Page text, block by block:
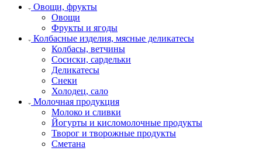
Овощи, фрукты
Овощи
Фрукты и ягоды
Колбасные изделия, мясные деликатесы
Колбасы, ветчины
Сосиски, сардельки
Деликатесы
Снеки
Холодец, сало
Молочная продукция
Молоко и сливки
Йогурты и кисломолочные продукты
Творог и творожные продукты
Сметана